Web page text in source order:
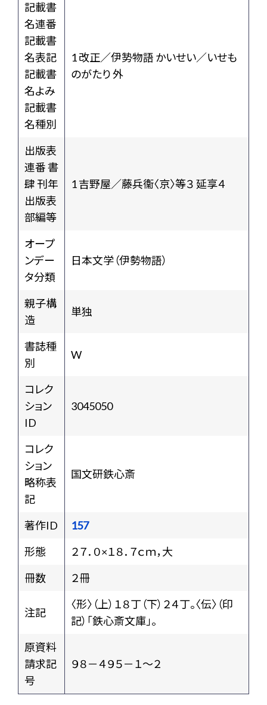
記載書
名連番
記載書
名表記
記載書
名よみ
記載書
名種別
1 改正／伊㔟物語 かいせい／いせも
のがたり 外
出版表
連番 書
肆 刊年
出版表
部編等
1 吉野屋／藤兵衞〈京〉等３ 延享４
オープ
ンデー
タ分類
日本文学（伊勢物語）
親子構
造
単独
書誌種
別
W
コレク
ション
ID
3045050
コレク
ション
略称表
記
国文研鉄心斎
著作ID
157
形態
２７．０×１８．７ｃｍ，大
冊数
２冊
注記
〈形〉（上）１８丁（下）２４丁。〈伝〉（印
記）「鉄心斎文庫」。
原資料
請求記
号
９８－４９５－１～２